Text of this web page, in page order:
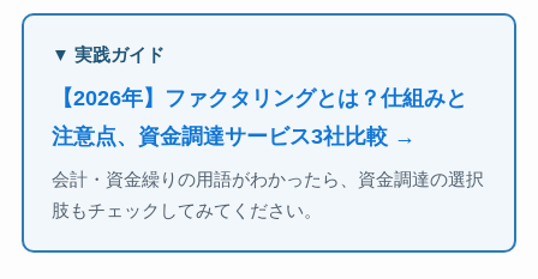
▼ 実践ガイド
【2026年】ファクタリングとは？仕組みと
注意点、資金調達サービス3社比較 →
会計・資金繰りの用語がわかったら、資金調達の選択
肢もチェックしてみてください。